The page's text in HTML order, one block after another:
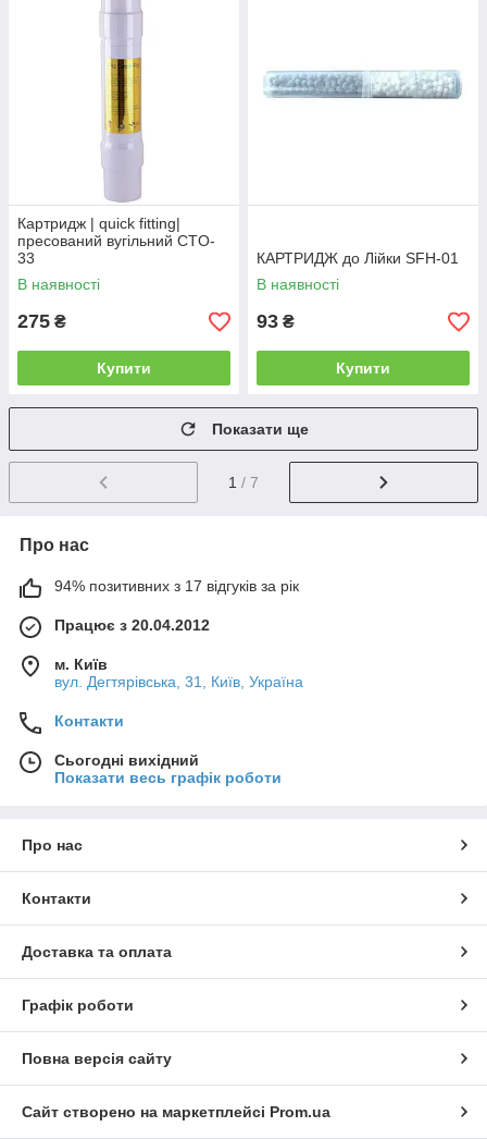
Картридж | quick fitting|
пресований вугільний CTO-
33
В наявності
275 ₴
Купити
КАРТРИДЖ до Лійки SFH-01
В наявності
93 ₴
Купити
Показати ще
1 / 7
Про нас
94% позитивних з 17 відгуків за рік
Працює з 20.04.2012
м. Київ
вул. Дегтярівська, 31, Київ, Україна
Контакти
Сьогодні вихідний
Показати весь графік роботи
Про нас
Контакти
Доставка та оплата
Графік роботи
Повна версія сайту
Сайт створено на маркетплейсі Prom.ua